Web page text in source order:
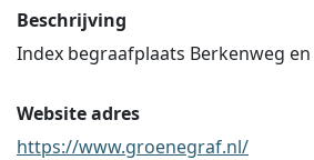
Beschrijving
Index begraafplaats Berkenweg
Website adres
https://www.groenegraf.nl/